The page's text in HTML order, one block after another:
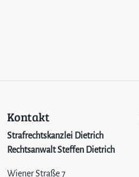
Kontakt
Strafrechtskanzlei Dietrich
Rechtsanwalt Steffen Dietrich
Wiener Straße 7